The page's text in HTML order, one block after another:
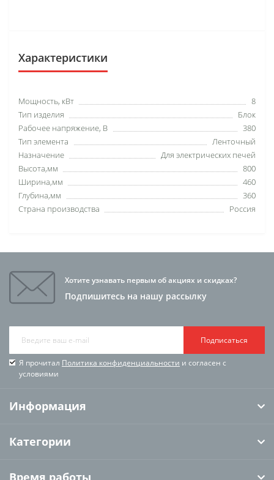
Характеристики
Мощность, кВт
8
Тип изделия
Блок
Рабочее напряжение, В
380
Тип элемента
Ленточный
Назначение
Для электрических печей
Высота,мм
800
Ширина,мм
460
Глубина,мм
360
Страна производства
Россия
Хотите узнавать первым об акциях и скидках?
Подпишитесь на нашу рассылку
Подписаться
Я прочитал Политика конфиденциальности и согласен с
условиями
Информация
Категории
Время работы